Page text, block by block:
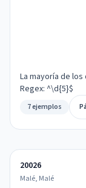
La mayoría de
Regex: ^\d{5}$
7 ejemplos
20026
Malé, Malé